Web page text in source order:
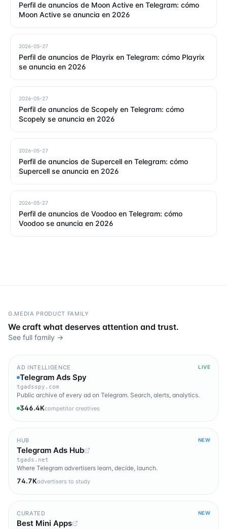
Perfil de anuncios de Moon Active en Telegram: cómo
Moon Active se anuncia en 2026
2026-05-27
Perfil de anuncios de Playrix en Telegram: cómo Playrix
se anuncia en 2026
2026-05-27
Perfil de anuncios de Scopely en Telegram: cómo
Scopely se anuncia en 2026
2026-05-27
Perfil de anuncios de Supercell en Telegram: cómo
Supercell se anuncia en 2026
2026-05-27
Perfil de anuncios de Voodoo en Telegram: cómo
Voodoo se anuncia en 2026
G.MEDIA PRODUCT FAMILY
We craft what deserves attention and trust.
See full family →
AD INTELLIGENCE LIVE
Telegram Ads Spy
tgadsspy.com
Public archive of every ad on Telegram. Search, alerts, analytics.
346.4Kcompetitor creatives
HUB NEW
Telegram Ads Hub
tgads.net
Where Telegram advertisers learn, decide, launch.
74.7Kadvertisers to study
CURATED NEW
Best Mini Apps